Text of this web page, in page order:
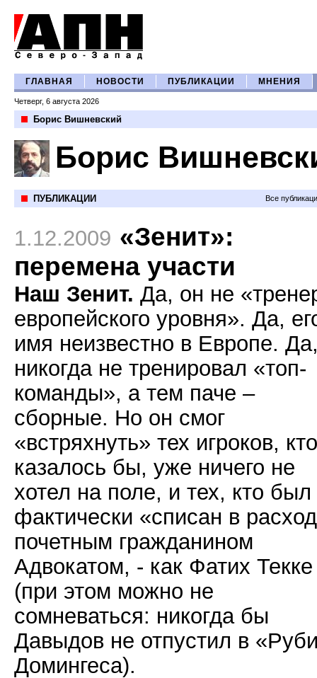
ГЛАВНАЯ НОВОСТИ ПУБЛИКАЦИИ МНЕНИЯ
Четверг, 6 августа 2026
Борис Вишневский
Борис
ПУБЛИКАЦИИ Все
1.12.2009 «Зенит»:
перемена участи
Наш Зенит. Да, он не
европейского уровня». Да,
имя неизвестно в Европе.
никогда не тренировал «топ-
команды», а тем паче –
сборные. Но он смог
«встряхнуть» тех игроков,
казалось бы, уже ничего не
хотел на поле, и тех, кто был
фактически «списан в
почетным гражданином
Адвокатом, - как Фатих Текке
(при этом можно не
сомневаться: никогда бы
Давыдов не отпустил в
Домингеса).